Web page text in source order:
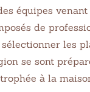
équipes
de
les
se sont
à la